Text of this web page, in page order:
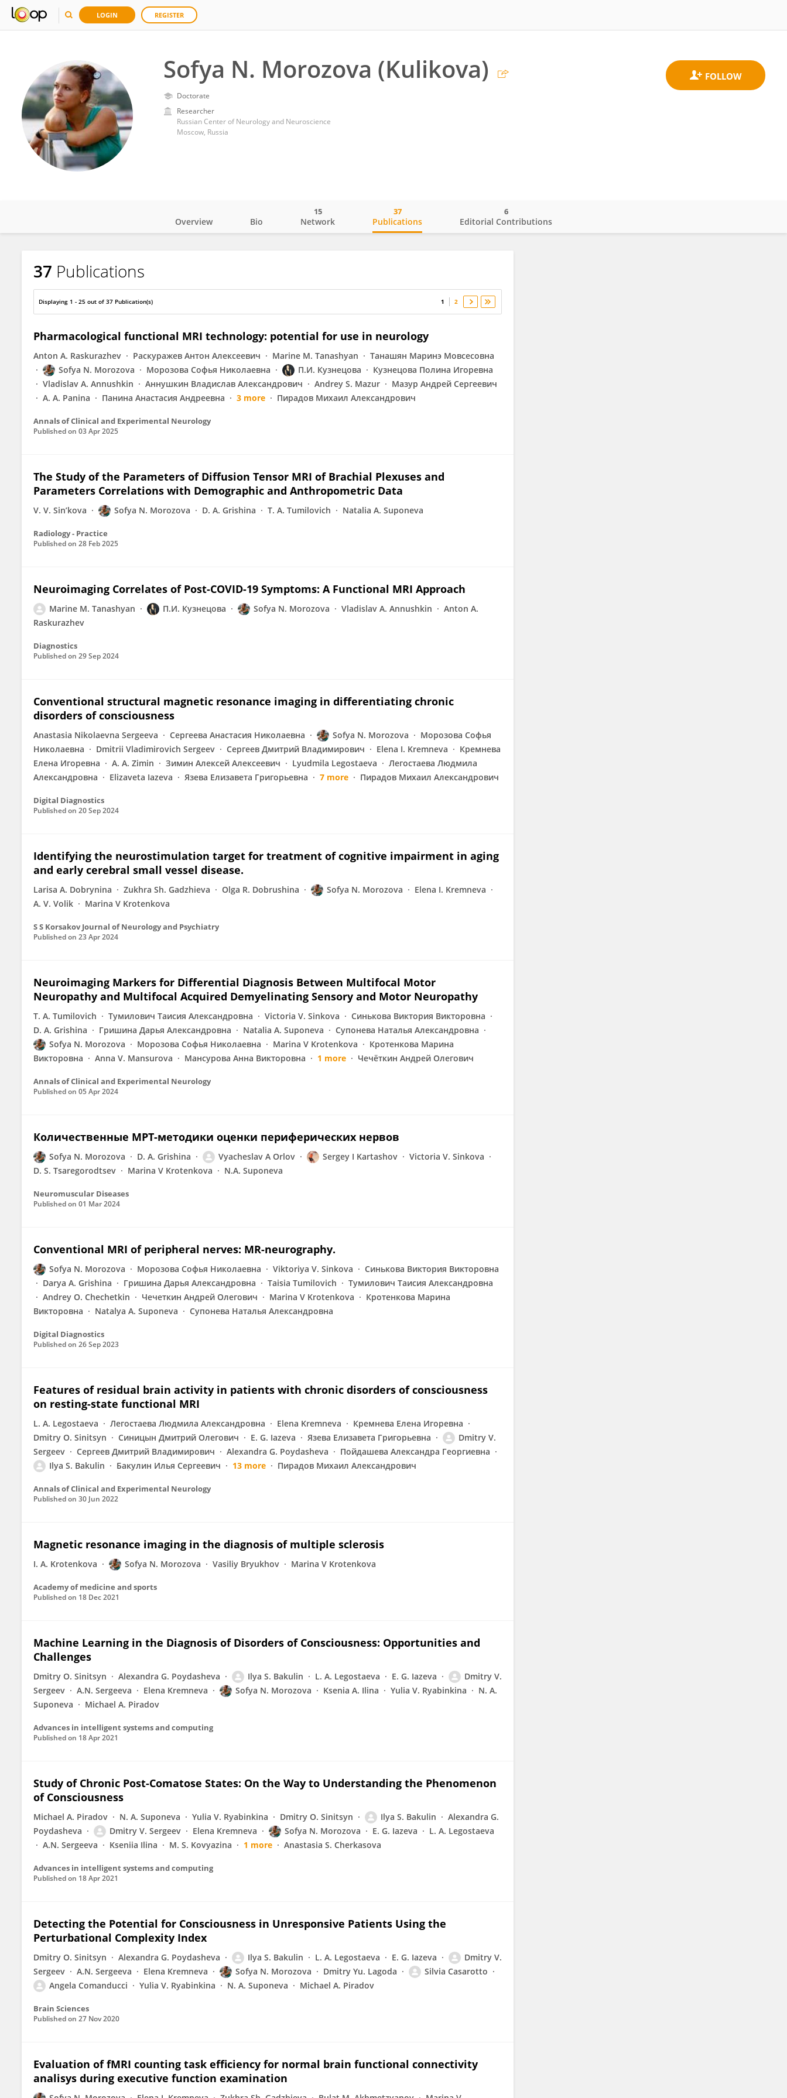
LOGIN REGISTER
Sofya N. Morozova (Kulikova)
Doctorate
Researcher
Russian Center of Neurology and Neuroscience
Moscow, Russia
Sofya Morozova (Kulikova)
Overview Bio Network
15
Publications
37
Editorial Contributions
6
37 Publications
Displaying 1 - 25 out of 37 Publication(s) 1 2
Pharmacological functional MRI technology: potential for use in neurology
Anton A. Raskurazhev Раскуражев Антон Алексеевич Marine M. Tanashyan
Танашян Маринэ Мовсесовна
Sofya N. Morozova
Морозова Софья Николаевна П.И. Кузнецова
Кузнецова Полина Игоревна
Vladislav A. Annushkin
Аннушкин Владислав Александрович Andrey S. Mazur
Мазур Андрей Сергеевич
A. A. Panina
Панина Анастасия Андреевна 3 more Пирадов Михаил Александрович
Annals of Clinical and Experimental Neurology
Published on 03 Apr 2025
The Study of the Parameters of Diffusion Tensor MRI of Brachial Plexuses and
Parameters Correlations with Demographic and Anthropometric Data
V. V. Sin’kova Sofya N. Morozova D. A. Grishina T. А. Tumilovich Natalia A. Suponeva
Radiology - Practice
Published on 28 Feb 2025
Neuroimaging Correlates of Post-COVID-19 Symptoms: A Functional MRI Approach
Marine M. Tanashyan П.И. Кузнецова Sofya N. Morozova Vladislav A. Annushkin
Anton A.
Raskurazhev
Diagnostics
Published on 29 Sep 2024
Conventional structural magnetic resonance imaging in differentiating chronic
disorders of consciousness
Anastasia Nikolaevna Sergeeva Сергеева Анастасия Николаевна Sofya N. Morozova
Морозова Софья
Николаевна
Dmitrii Vladimirovich Sergeev Сергеев Дмитрий Владимирович Elena I. Kremneva
Кремнева
Елена Игоревна
A. A. Zimin Зимин Алексей Алексеевич Lyudmila Legostaeva
Легостаева Людмила
Александровна
Elizaveta Iazeva Язева Елизавета Григорьевна 7 more Пирадов Михаил Александрович
Digital Diagnostics
Published on 20 Sep 2024
Identifying the neurostimulation target for treatment of cognitive impairment in aging
and early cerebral small vessel disease.
Larisa A. Dobrynina Zukhra Sh. Gadzhieva Olga R. Dobrushina Sofya N. Morozova
Elena I. Kremneva
A. V. Volik
Marina V Krotenkova
S S Korsakov Journal of Neurology and Psychiatry
Published on 23 Apr 2024
Neuroimaging Markers for Differential Diagnosis Between Multifocal Motor
Neuropathy and Multifocal Acquired Demyelinating Sensory and Motor Neuropathy
T. А. Tumilovich Тумилович Таисия Александровна Victoria V. Sinkova
Синькова Виктория Викторовна
D. A. Grishina
Гришина Дарья Александровна Natalia A. Suponeva
Супонева Наталья Александровна
Sofya N. Morozova
Морозова Софья Николаевна Marina V Krotenkova
Кротенкова Марина
Викторовна
Anna V. Mansurova Мансурова Анна Викторовна 1 more Чечёткин Андрей Олегович
Annals of Clinical and Experimental Neurology
Published on 05 Apr 2024
Количественные МРТ-методики оценки периферических нервов
Sofya N. Morozova D. A. Grishina Vyacheslav A Orlov Sergey I Kartashov
Victoria V. Sinkova
D. S. Tsaregorodtsev
Marina V Krotenkova N.A. Suponeva
Neuromuscular Diseases
Published on 01 Mar 2024
Conventional MRI of peripheral nerves: MR-neurography.
Sofya N. Morozova Морозова Софья Николаевна Viktoriya V. Sinkova
Синькова Виктория Викторовна
Darya A. Grishina
Гришина Дарья Александровна Taisia Tumilovich
Тумилович Таисия Александровна
Andrey O. Chechetkin
Чечеткин Андрей Олегович Marina V Krotenkova
Кротенкова Марина
Викторовна
Natalya A. Suponeva Супонева Наталья Александровна
Digital Diagnostics
Published on 26 Sep 2023
Features of residual brain activity in patients with chronic disorders of consciousness
on resting-state functional MRI
L. A. Legostaeva Легостаева Людмила Александровна Elena Kremneva
Кремнева Елена Игоревна
Dmitry O. Sinitsyn
Синицын Дмитрий Олегович E. G. Iazeva Язева Елизавета Григорьевна
Dmitry V.
Sergeev
Сергеев Дмитрий Владимирович Alexandra G. Poydasheva
Пойдашева Александра Георгиевна
Ilya S. Bakulin
Бакулин Илья Сергеевич 13 more Пирадов Михаил Александрович
Annals of Clinical and Experimental Neurology
Published on 30 Jun 2022
Magnetic resonance imaging in the diagnosis of multiple sclerosis
I. A. Krotenkova Sofya N. Morozova Vasiliy Bryukhov Marina V Krotenkova
Academy of medicine and sports
Published on 18 Dec 2021
Machine Learning in the Diagnosis of Disorders of Consciousness: Opportunities and
Challenges
Dmitry O. Sinitsyn Alexandra G. Poydasheva Ilya S. Bakulin L. A. Legostaeva E. G. Iazeva
Dmitry V.
Sergeev
A.N. Sergeeva Elena Kremneva Sofya N. Morozova Ksenia A. Ilina Yulia V. Ryabinkina
N. A.
Suponeva
Michael A. Piradov
Advances in intelligent systems and computing
Published on 18 Apr 2021
Study of Chronic Post-Comatose States: On the Way to Understanding the Phenomenon
of Consciousness
Michael A. Piradov N. A. Suponeva Yulia V. Ryabinkina Dmitry O. Sinitsyn Ilya S. Bakulin
Alexandra G.
Poydasheva
Dmitry V. Sergeev Elena Kremneva Sofya N. Morozova E. G. Iazeva
L. A. Legostaeva
A.N. Sergeeva
Kseniia Ilina M. S. Kovyazina 1 more Anastasia S. Cherkasova
Advances in intelligent systems and computing
Published on 18 Apr 2021
Detecting the Potential for Consciousness in Unresponsive Patients Using the
Perturbational Complexity Index
Dmitry O. Sinitsyn Alexandra G. Poydasheva Ilya S. Bakulin L. A. Legostaeva E. G. Iazeva
Dmitry V.
Sergeev
A.N. Sergeeva Elena Kremneva Sofya N. Morozova Dmitry Yu. Lagoda
Silvia Casarotto
Angela Comanducci
Yulia V. Ryabinkina N. A. Suponeva Michael A. Piradov
Brain Sciences
Published on 27 Nov 2020
Evaluation of fMRI counting task efficiency for normal brain functional connectivity
analisys during executive function examination